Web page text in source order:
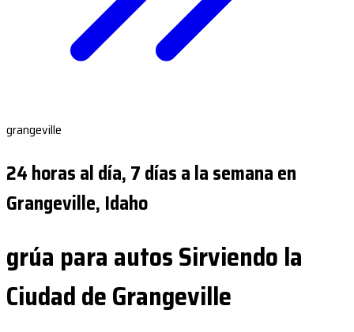
grangeville
24 horas al día, 7 días a la semana en
Grangeville, Idaho
grúa para autos Sirviendo la
Ciudad de Grangeville